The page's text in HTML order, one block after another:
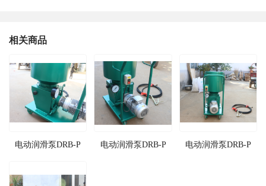
相关商品
电动润滑泵DRB-P 电动润滑泵DRB-P 电动润滑泵DRB-P